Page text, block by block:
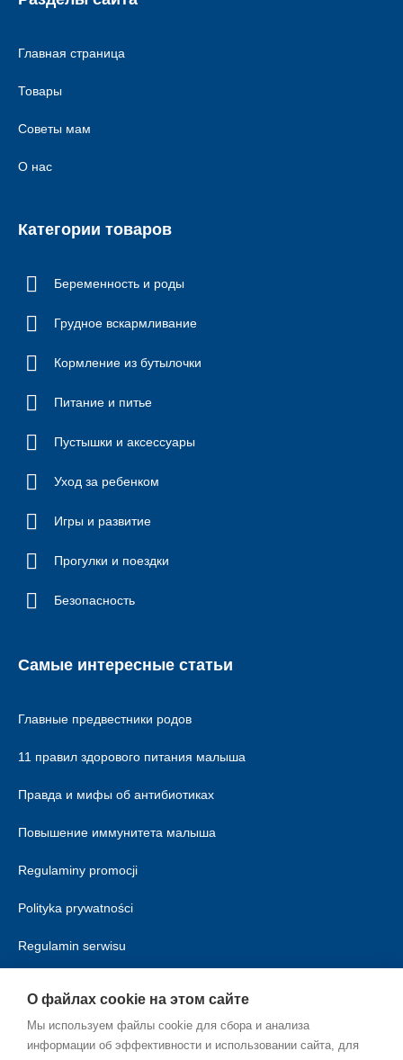
Главная страница
Товары
Советы мам
О нас
Категории товаров
Беременность и роды
Грудное вскармливание
Кормление из бутылочки
Питание и питье
Пустышки и аксессуары
Уход за ребенком
Игры и развитие
Прогулки и поездки
Безопасность
Самые интересные статьи
Главные предвестники родов
11 правил здорового питания малыша
Правда и мифы об антибиотиках
Повышение иммунитета малыша
Regulaminy promocji
Polityka prywatności
Regulamin serwisu
О файлах cookie на этом сайте
Мы используем файлы cookie для сбора и анализа
информации об эффективности и использовании сайта, для